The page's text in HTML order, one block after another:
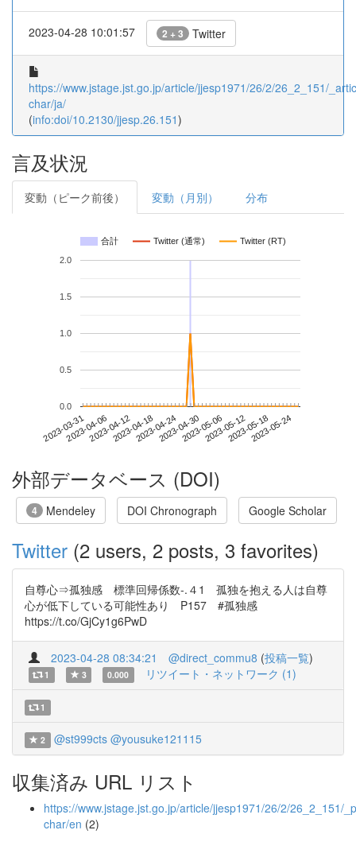
2023-04-28 10:01:57 2 + 3 Twitter
https://www.jstage.jst.go.jp/article/jjesp1971/26/2/26_2_151/
char/ja/
(info:doi/10.2130/jjesp.26.151)
言及状況
変動（ピーク前後） 変動（月別） 分布
合計 Twitter (通常) Twitter (RT)
2023-03-312023-04-062023-04-122023-04-182023-04-242023-04-302023-05-062023-05-122023-05-182023-05-24
0.0
0.5
1.0
1.5
2.0
外部データベース (DOI)
4 Mendeley DOI Chronograph Google Scholar
Twitter (2 users, 2 posts, 3 favorites)
自尊心⇒孤独感 標準回帰係数‐.４1 孤独を抱える人は自尊
心が低下している可能性あり P157 #孤独感
https://t.co/GjCy1g6PwD
2023-04-28 08:34:21 @direct_commu8 (投稿一覧)
1 3 0.000 リツイート・ネットワーク (1)
1
2 @st999cts @yousuke121115
収集済み URL リスト
https://www.jstage.jst.go.jp/article/jjesp1971/26/2/26_2_151/
char/en (2)